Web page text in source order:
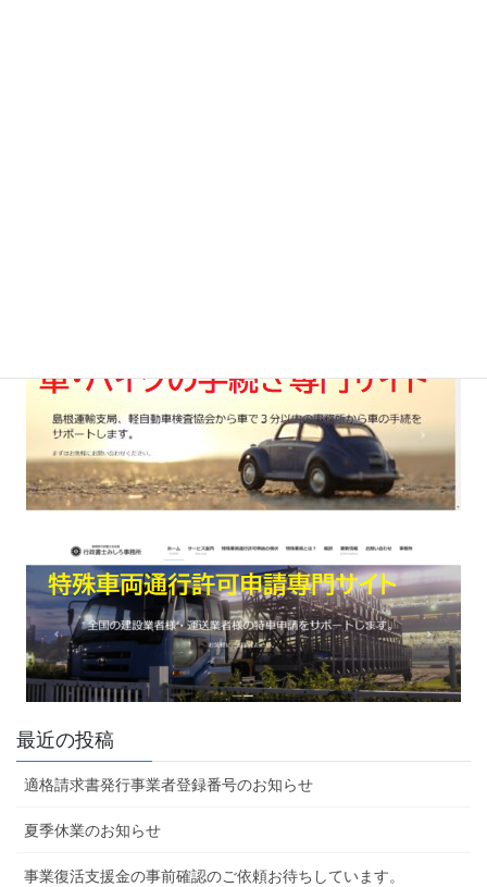
最近の投稿
適格請求書発行事業者登録番号のお知らせ
夏季休業のお知らせ
事業復活支援金の事前確認のご依頼お待ちしています。